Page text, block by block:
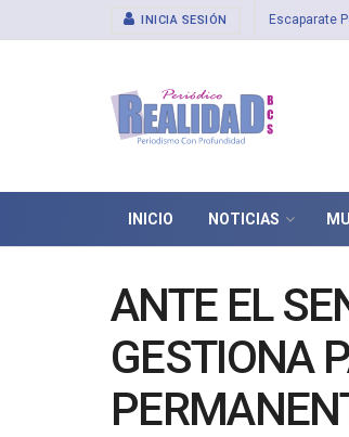
INICIA SESIÓN Escaparate
INICIO NOTICIAS
ANTE EL
GESTIONA